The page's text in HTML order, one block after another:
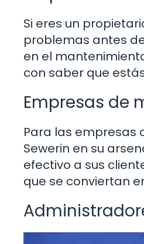
Si eres un
problemas antes
en el
con saber que
Empresas de
Para las empresas
Sewerin en su
efectivo a sus
que se conviertan